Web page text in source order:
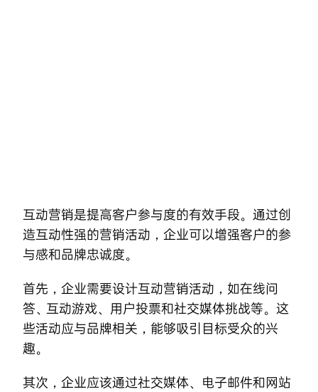
互动营销是提高客户参与度的有效手段。通过创
造互动性强的营销活动，企业可以增强客户的参
与感和品牌忠诚度。
首先，企业需要设计互动营销活动，如在线问
答、互动游戏、用户投票和社交媒体挑战等。这
些活动应与品牌相关，能够吸引目标受众的兴
趣。
其次，企业应该通过社交媒体、电子邮件和网站